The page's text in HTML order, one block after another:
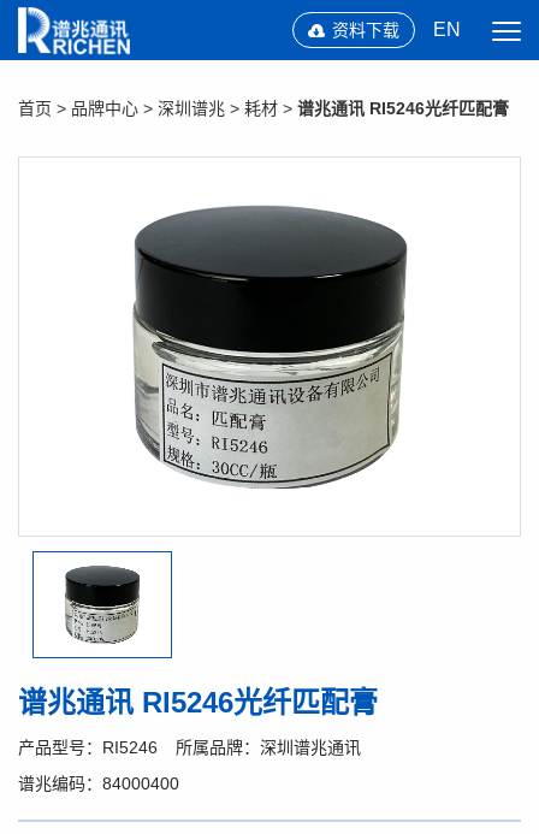
资料下载 EN
首页 > 品牌中心 > 深圳谱兆 > 耗材 > 谱兆通讯 RI5246光纤匹配膏
谱兆通讯 RI5246光纤匹配膏
产品型号：RI5246
所属品牌：深圳谱兆通讯
谱兆编码：84000400